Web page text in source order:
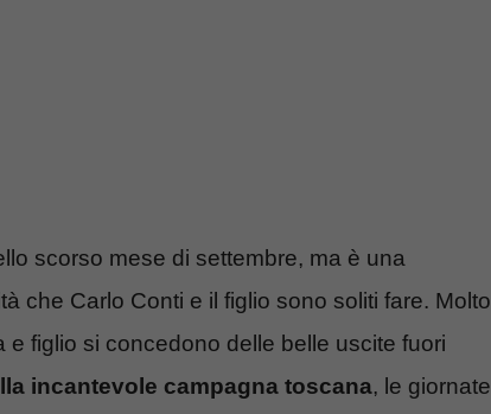
scorso mese di settembre, ma è una
che Carlo Conti e il figlio sono soliti fare. Molto
figlio si concedono delle belle uscite fuori
incantevole campagna toscana, le giornate